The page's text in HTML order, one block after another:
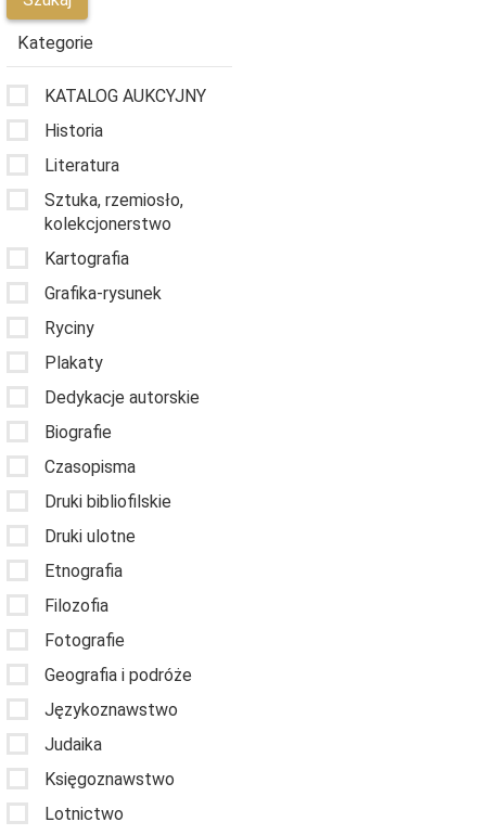
Kategorie
KATALOG AUKCYJNY
Historia
Literatura
Sztuka, rzemiosło,
kolekcjonerstwo
Kartografia
Grafika-rysunek
Ryciny
Plakaty
Dedykacje autorskie
Biografie
Czasopisma
Druki bibliofilskie
Druki ulotne
Etnografia
Filozofia
Fotografie
Geografia i podróże
Językoznawstwo
Judaika
Księgoznawstwo
Lotnictwo